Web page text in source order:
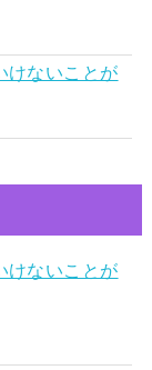
けないことが
けないことが